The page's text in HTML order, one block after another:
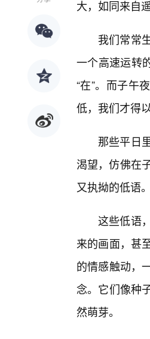
大，如同来自
我们常常
一个高速运转
“在”。而子午
低，我们才得
那些平日
渴望，仿佛在
又执拗的低语。
这些低语
来的画面，甚
的情感触动，
念。它们像种
然萌芽。